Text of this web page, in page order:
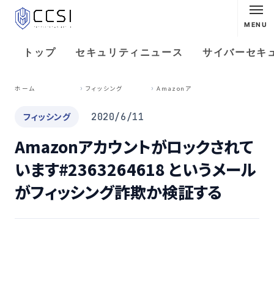
MENU
トップ セキュリティニュース サイバーセキ
ホーム フィッシング
フィッシング 2020/6/11
Amazonアカウントがロックされて
います#2363264618 というメール
がフィッシング詐欺か検証する